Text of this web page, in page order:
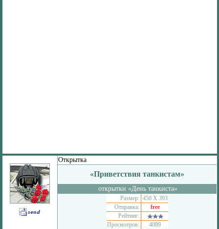
Открытка
«Приветствия танкистам»
открытки «День танкиста»
Размер: 450 Х 393
Отправка:
free
Рейтинг:
Просмотров:
4089